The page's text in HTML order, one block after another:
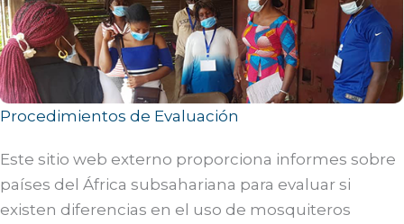
Procedimientos de Evaluación
Este sitio web externo proporciona informes sobre
países del África subsahariana para evaluar si
existen diferencias en el uso de mosquiteros